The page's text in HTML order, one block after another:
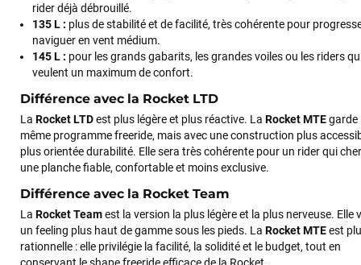
rider déjà débrouillé.
135 L : plus de stabilité et de facilité, très cohérente pour
naviguer en vent médium.
145 L : pour les grands gabarits, les grandes voiles ou les riders
veulent un maximum de confort.
Différence avec la Rocket LTD
La Rocket LTDest plus légère et plus réactive. La Rocket MTEgarde
même programme freeride, mais avec une construction plus
plus orientée durabilité. Elle sera très cohérente pour un rider qui
une planche fiable, confortable et moins exclusive.
Différence avec la Rocket Team
La Rocket Teamest la version la plus légère et la plus nerveuse. Elle
un feeling plus haut de gamme sous les pieds. La Rocket MTEest
rationnelle : elle privilégie la facilité, la solidité et le budget, tout en
conservant le shape freeride efficace de la Rocket.
François
J’ai commandé un pack via leur site internet. À peine la
commande validée, le magasin m’a appelé pour confirmer
avec moi les caractéristiques des équipements, me conseiller
plus. Niveau réactivité, c’est au top : la commande est partie
le lendemain, et j’ai bien reçu tout le matériel dans un colis
propre et soigné. Plus qu’à tester ça sur l’eau ! Je
recommande vivement ce magasin pour son
professionnalisme et sa réactivité.
Sébastien BACHELIER
il y a un mois
Cela faisait 6 mois que je galérais à remplacer ma board eux
m'ont trouvé une pépite à laquelle je n'aurais jamais pensé !